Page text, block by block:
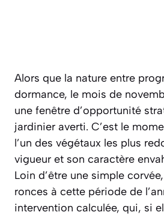
Alors que la nature entre
dormance, le mois de
une fenêtre d’opportunité
jardinier averti. C’est le
l’un des végétaux les plus
vigueur et son caractère
Loin d’être une simple
ronces à cette période de
intervention calculée, qui, si